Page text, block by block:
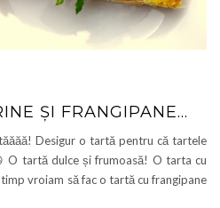
ȘI FRANGIPANE…
Desigur o tartă pentru că tartele
O tartă dulce și frumoasă! O tarta cu
vroiam să fac o tartă cu frangipane